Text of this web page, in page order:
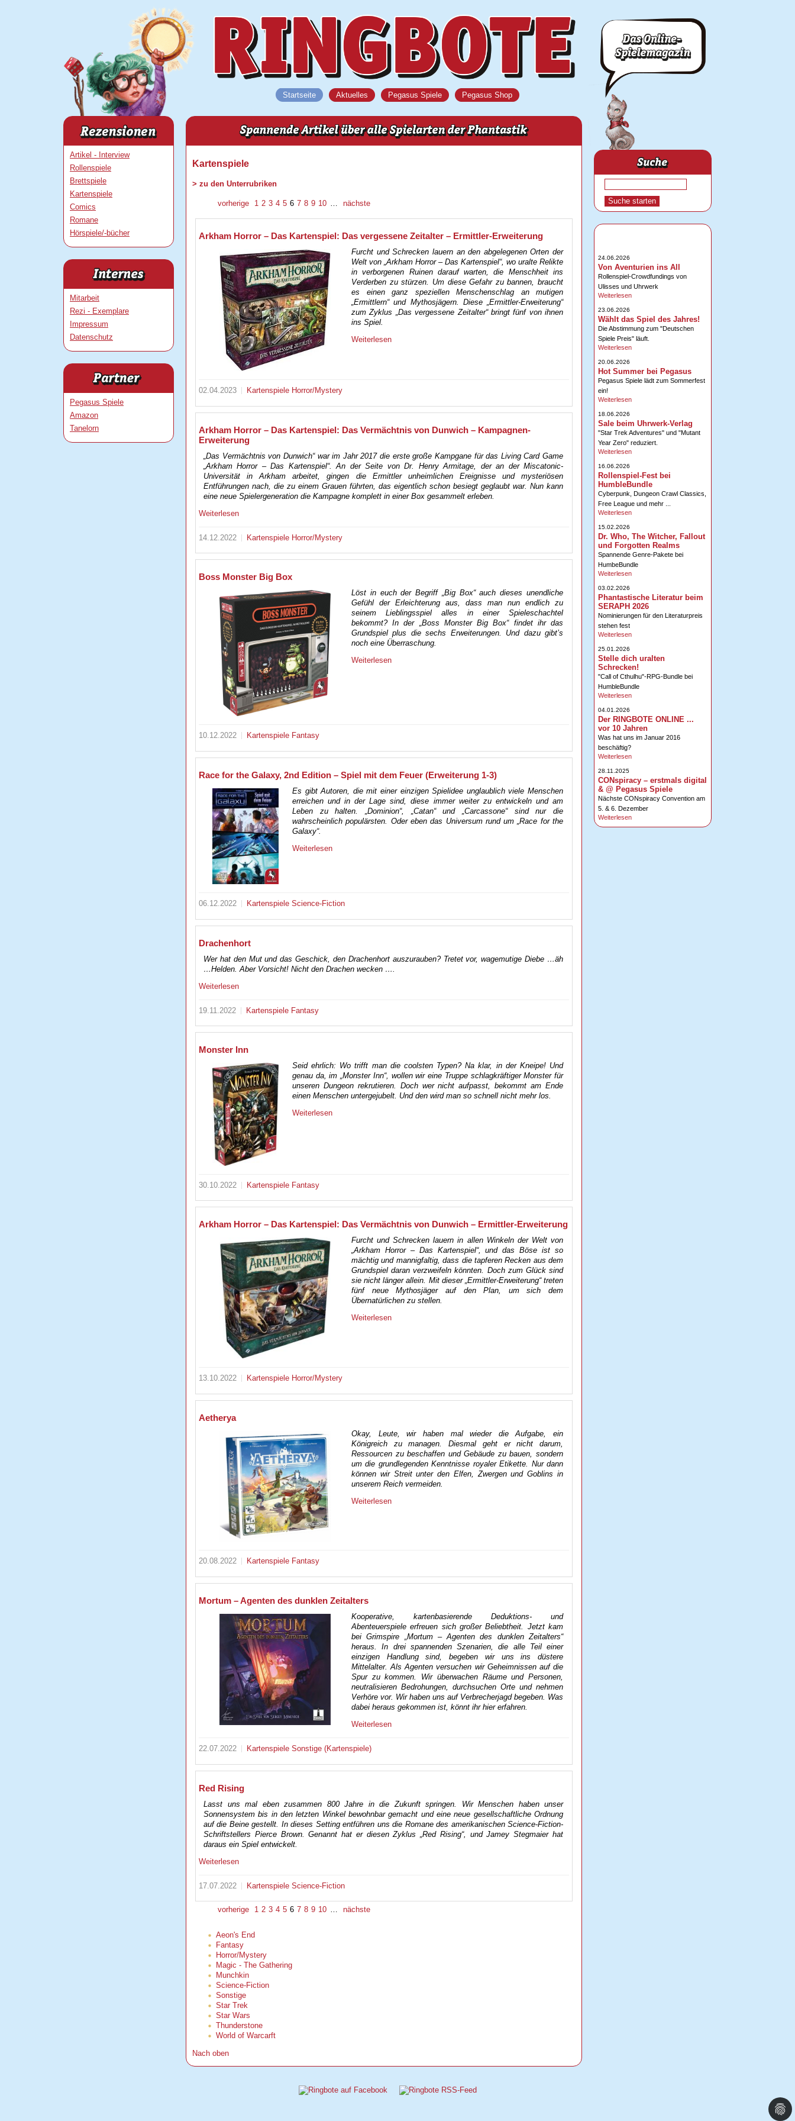
Startseite Aktuelles Pegasus Spiele Pegasus Shop
Artikel - Interview
Rollenspiele
Brettspiele
Kartenspiele
Comics
Romane
Hörspiele/-bücher
Mitarbeit
Rezi - Exemplare
Impressum
Datenschutz
Pegasus Spiele
Amazon
Tanelorn
Kartenspiele
> zu den Unterrubriken
vorherige 1 2 3 4 5 6 7 8 9 10 nächste
Arkham Horror – Das Kartenspiel: Das vergessene Zeitalter – Ermittler-Erweiterung
Furcht und Schrecken lauern an den abgelegenen Orten der
Welt von „Arkham Horror – Das Kartenspiel“, wo uralte Relikte
in verborgenen Ruinen darauf warten, die Menschheit ins
Verderben zu stürzen. Um diese Gefahr zu bannen, braucht
es einen ganz speziellen Menschenschlag an mutigen
„Ermittlern“ und Mythosjägern. Diese „Ermittler-Erweiterung“
zum Zyklus „Das vergessene Zeitalter“ bringt fünf von ihnen
ins Spiel.
Weiterlesen
02.04.2023 Kartenspiele Horror/Mystery
Arkham Horror – Das Kartenspiel: Das Vermächtnis von Dunwich – Kampagnen-
Erweiterung
„Das Vermächtnis von Dunwich“ war im Jahr 2017 die erste große Kampgane für das Living Card Game
„Arkham Horror – Das Kartenspiel“. An der Seite von Dr. Henry Armitage, der an der Miscatonic-
Universität in Arkham arbeitet, gingen die Ermittler unheimlichen Ereignisse und mysteriösen
Entführungen nach, die zu einem Grauen führten, das eigentlich schon besiegt geglaubt war. Nun kann
eine neue Spielergeneration die Kampagne komplett in einer Box gesammelt erleben.
Weiterlesen
14.12.2022 Kartenspiele Horror/Mystery
Boss Monster Big Box
Löst in euch der Begriff „Big Box“ auch dieses unendliche
Gefühl der Erleichterung aus, dass man nun endlich zu
seinem Lieblingsspiel alles in einer Spieleschachtel
bekommt? In der „Boss Monster Big Box“ findet ihr das
Grundspiel plus die sechs Erweiterungen. Und dazu gibt’s
noch eine Überraschung.
Weiterlesen
10.12.2022 Kartenspiele Fantasy
Race for the Galaxy, 2nd Edition – Spiel mit dem Feuer (Erweiterung 1-3)
Es gibt Autoren, die mit einer einzigen Spielidee unglaublich viele Menschen
erreichen und in der Lage sind, diese immer weiter zu entwickeln und am
Leben zu halten. „Dominion“, „Catan“ und „Carcassone“ sind nur die
wahrscheinlich populärsten. Oder eben das Universum rund um „Race for the
Galaxy“.
Weiterlesen
06.12.2022 Kartenspiele Science-Fiction
Drachenhort
Wer hat den Mut und das Geschick, den Drachenhort auszurauben? Tretet vor, wagemutige Diebe …äh
…Helden. Aber Vorsicht! Nicht den Drachen wecken ….
Weiterlesen
19.11.2022 Kartenspiele Fantasy
Monster Inn
Seid ehrlich: Wo trifft man die coolsten Typen? Na klar, in der Kneipe! Und
genau da, im „Monster Inn“, wollen wir eine Truppe schlagkräftiger Monster für
unseren Dungeon rekrutieren. Doch wer nicht aufpasst, bekommt am Ende
einen Menschen untergejubelt. Und den wird man so schnell nicht mehr los.
Weiterlesen
30.10.2022 Kartenspiele Fantasy
Arkham Horror – Das Kartenspiel: Das Vermächtnis von Dunwich – Ermittler-Erweiterung
Furcht und Schrecken lauern in allen Winkeln der Welt von
„Arkham Horror – Das Kartenspiel“, und das Böse ist so
mächtig und mannigfaltig, dass die tapferen Recken aus dem
Grundspiel daran verzweifeln könnten. Doch zum Glück sind
sie nicht länger allein. Mit dieser „Ermittler-Erweiterung“ treten
fünf neue Mythosjäger auf den Plan, um sich dem
Übernatürlichen zu stellen.
Weiterlesen
13.10.2022 Kartenspiele Horror/Mystery
Aetherya
Okay, Leute, wir haben mal wieder die Aufgabe, ein
Königreich zu managen. Diesmal geht er nicht darum,
Ressourcen zu beschaffen und Gebäude zu bauen, sondern
um die grundlegenden Kenntnisse royaler Etikette. Nur dann
können wir Streit unter den Elfen, Zwergen und Goblins in
unserem Reich vermeiden.
Weiterlesen
20.08.2022 Kartenspiele Fantasy
Mortum – Agenten des dunklen Zeitalters
Kooperative, kartenbasierende Deduktions- und
Abenteuerspiele erfreuen sich großer Beliebtheit. Jetzt kam
bei Grimspire „Mortum – Agenten des dunklen Zeitalters“
heraus. In drei spannenden Szenarien, die alle Teil einer
einzigen Handlung sind, begeben wir uns ins düstere
Mittelalter. Als Agenten versuchen wir Geheimnissen auf die
Spur zu kommen. Wir überwachen Räume und Personen,
neutralisieren Bedrohungen, durchsuchen Orte und nehmen
Verhöre vor. Wir haben uns auf Verbrecherjagd begeben. Was
dabei heraus gekommen ist, könnt ihr hier erfahren.
Weiterlesen
22.07.2022 Kartenspiele Sonstige (Kartenspiele)
Red Rising
Lasst uns mal eben zusammen 800 Jahre in die Zukunft springen. Wir Menschen haben unser
Sonnensystem bis in den letzten Winkel bewohnbar gemacht und eine neue gesellschaftliche Ordnung
auf die Beine gestellt. In dieses Setting entführen uns die Romane des amerikanischen Science-Fiction-
Schriftstellers Pierce Brown. Genannt hat er diesen Zyklus „Red Rising“, und Jamey Stegmaier hat
daraus ein Spiel entwickelt.
Weiterlesen
17.07.2022 Kartenspiele Science-Fiction
vorherige 1 2 3 4 5 6 7 8 9 10 … nächste
Aeon's End
Fantasy
Horror/Mystery
Magic - The Gathering
Munchkin
Science-Fiction
Sonstige
Star Trek
Star Wars
Thunderstone
World of Warcarft
Nach oben
24.06.2026
Von Aventurien ins All
Rollenspiel-Crowdfundings von
Ulisses und Uhrwerk
Weiterlesen
23.06.2026
Wählt das Spiel des Jahres!
Die Abstimmung zum "Deutschen
Spiele Preis" läuft.
Weiterlesen
20.06.2026
Hot Summer bei Pegasus
Pegasus Spiele lädt zum Sommerfest
ein!
Weiterlesen
18.06.2026
Sale beim Uhrwerk-Verlag
"Star Trek Adventures" und "Mutant
Year Zero" reduziert.
Weiterlesen
16.06.2026
Rollenspiel-Fest bei
HumbleBundle
Cyberpunk, Dungeon Crawl Classics,
Free League und mehr ...
Weiterlesen
15.02.2026
Dr. Who, The Witcher, Fallout
und Forgotten Realms
Spannende Genre-Pakete bei
HumbeBundle
Weiterlesen
03.02.2026
Phantastische Literatur beim
SERAPH 2026
Nominierungen für den Literaturpreis
stehen fest
Weiterlesen
25.01.2026
Stelle dich uralten
Schrecken!
"Call of Cthulhu"-RPG-Bundle bei
HumbleBundle
Weiterlesen
04.01.2026
Der RINGBOTE ONLINE ...
vor 10 Jahren
Was hat uns im Januar 2016
beschäftig?
Weiterlesen
28.11.2025
CONspiracy – erstmals digital
& @ Pegasus Spiele
Nächste CONspiracy Convention am
5. & 6. Dezember
Weiterlesen